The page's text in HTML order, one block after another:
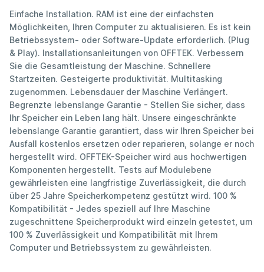
Einfache Installation. RAM ist eine der einfachsten
Möglichkeiten, Ihren Computer zu aktualisieren. Es ist kein
Betriebssystem- oder Software-Update erforderlich. (Plug
& Play). Installationsanleitungen von OFFTEK. Verbessern
Sie die Gesamtleistung der Maschine. Schnellere
Startzeiten. Gesteigerte produktivität. Multitasking
zugenommen. Lebensdauer der Maschine Verlängert.
Begrenzte lebenslange Garantie - Stellen Sie sicher, dass
Ihr Speicher ein Leben lang hält. Unsere eingeschränkte
lebenslange Garantie garantiert, dass wir Ihren Speicher bei
Ausfall kostenlos ersetzen oder reparieren, solange er noch
hergestellt wird. OFFTEK-Speicher wird aus hochwertigen
Komponenten hergestellt. Tests auf Modulebene
gewährleisten eine langfristige Zuverlässigkeit, die durch
über 25 Jahre Speicherkompetenz gestützt wird. 100 %
Kompatibilität - Jedes speziell auf Ihre Maschine
zugeschnittene Speicherprodukt wird einzeln getestet, um
100 % Zuverlässigkeit und Kompatibilität mit Ihrem
Computer und Betriebssystem zu gewährleisten.